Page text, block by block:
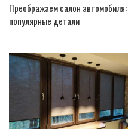
Преображаем салон автомобиля:
популярные детали